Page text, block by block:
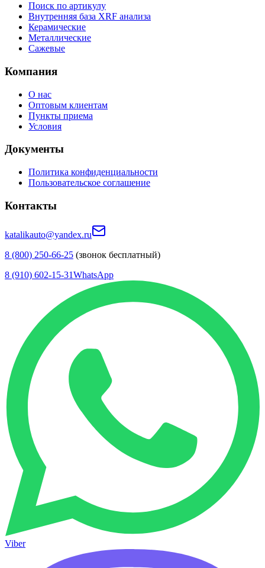
Поиск по артикулу
Внутренняя база XRF анализа
Керамические
Металлические
Сажевые
Компания
О нас
Оптовым клиентам
Пункты приема
Условия
Документы
Политика конфиденциальности
Пользовательское соглашение
Контакты
katalikauto@yandex.ru
8 (800) 250-66-25 (звонок бесплатный)
8 (910) 602-15-31WhatsApp
Viber